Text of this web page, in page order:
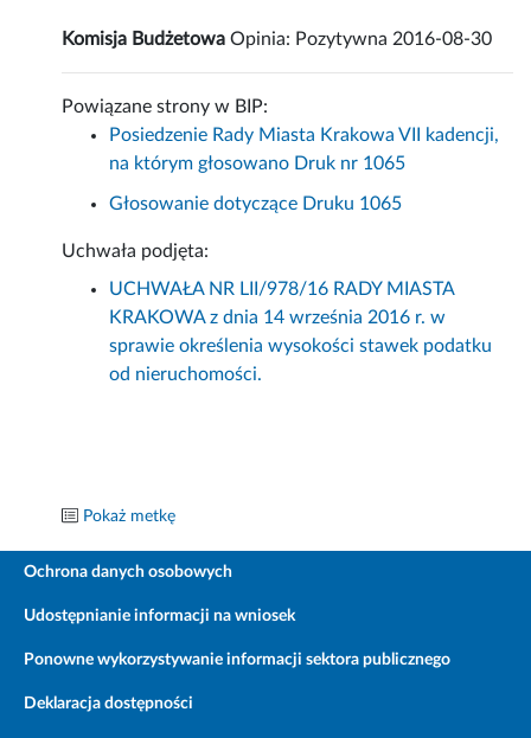
Komisja Budżetowa Opinia: Pozytywna 2016-08-30
Powiązane strony w BIP:
Posiedzenie Rady Miasta Krakowa VII kadencji,
na którym głosowano Druk nr 1065
Głosowanie dotyczące Druku 1065
Uchwała podjęta:
UCHWAŁA NR LII/978/16 RADY MIASTA
KRAKOWA z dnia 14 września 2016 r. w
sprawie określenia wysokości stawek podatku
od nieruchomości.
Pokaż metkę
Ochrona danych osobowych
Udostępnianie informacji na wniosek
Ponowne wykorzystywanie informacji sektora publicznego
Deklaracja dostępności